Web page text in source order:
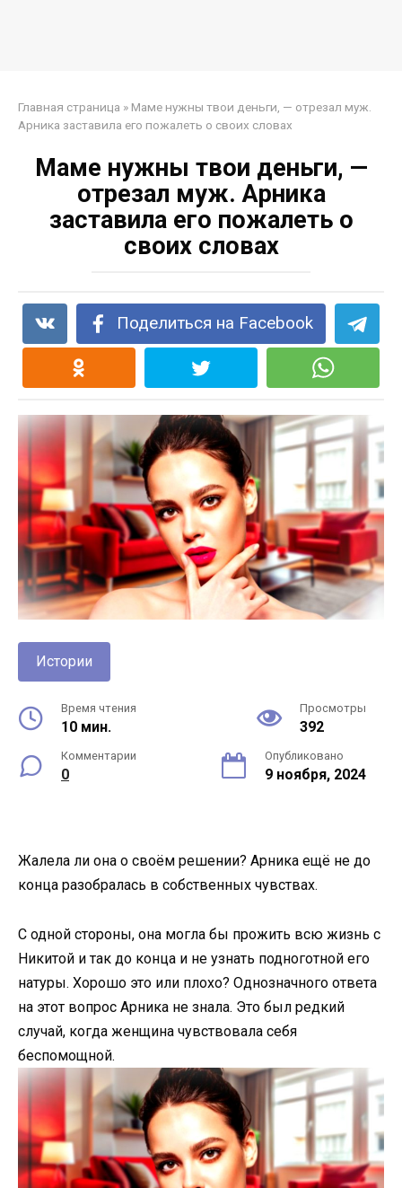
Главная страница » Маме нужны твои деньги, — отрезал муж.
Арника заставила его пожалеть о своих словах
Маме нужны твои деньги, —
отрезал муж. Арника
заставила его пожалеть о
своих словах
Поделиться на Facebook
Истории
Время чтения
10 мин.
Просмотры
392
Комментарии
0
Опубликовано
9 ноября, 2024
Жалела ли она о своём решении? Арника ещё не до
конца разобралась в собственных чувствах.
С одной стороны, она могла бы прожить всю жизнь с
Никитой и так до конца и не узнать подноготной его
натуры. Хорошо это или плохо? Однозначного ответа
на этот вопрос Арника не знала. Это был редкий
случай, когда женщина чувствовала себя
беспомощной.